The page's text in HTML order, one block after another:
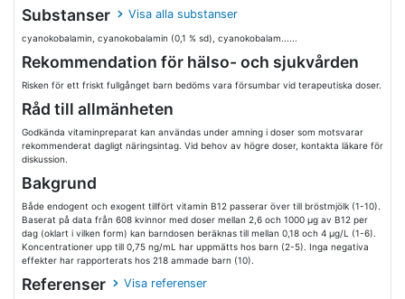
Substanser Visa alla substanser
cyanokobalamin, cyanokobalamin (0,1 % sd), cyanokobalam......
Rekommendation för hälso- och sjukvården
Risken för ett friskt fullgånget barn bedöms vara försumbar vid terapeutiska doser.
Råd till allmänheten
Godkända vitaminpreparat kan användas under amning i doser som motsvarar
rekommenderat dagligt näringsintag. Vid behov av högre doser, kontakta läkare för
diskussion.
Bakgrund
Både endogent och exogent tillfört vitamin B12 passerar över till bröstmjölk (1-10).
Baserat på data från 608 kvinnor med doser mellan 2,6 och 1000 µg av B12 per
dag (oklart i vilken form) kan barndosen beräknas till mellan 0,18 och 4 µg/L (1-6).
Koncentrationer upp till 0,75 ng/mL har uppmätts hos barn (2-5). Inga negativa
effekter har rapporterats hos 218 ammade barn (10).
Referenser Visa referenser